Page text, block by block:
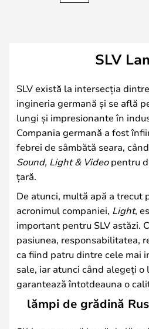
SLV
SLV există la intersecția
ingineria germană și se află
lungi și impresionante în
Compania germană a fost
febrei de sâmbătă seara,
Sound, Light & Videopentru
țară.
De atunci, multă apă a trecut
acronimul companiei, Light,
important pentru SLV astăzi.
pasiunea, responsabilitatea,
ca fiind patru dintre cele mai
sale, iar atunci când alegeți o
garantează întotdeauna o
lămpi de grădină